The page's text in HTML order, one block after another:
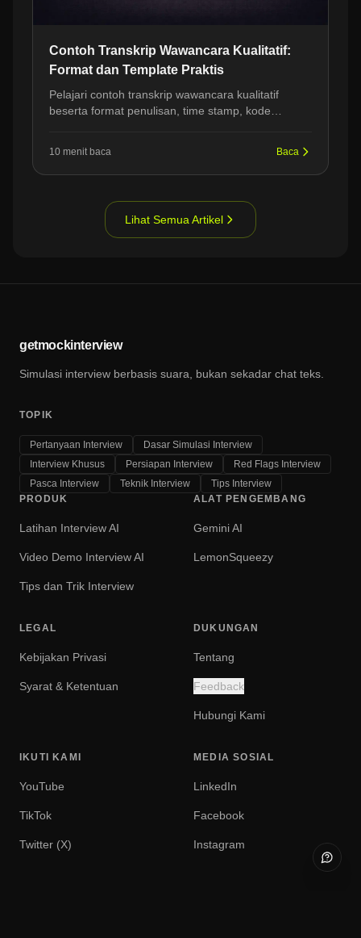
Contoh Transkrip Wawancara Kualitatif:
Format dan Template Praktis
Pelajari contoh transkrip wawancara kualitatif
beserta format penulisan, time stamp, kode
10 menit baca Baca
Lihat Semua Artikel
getmockinterview
Simulasi interview berbasis suara, bukan sekadar chat teks.
TOPIK
Pertanyaan Interview
Dasar Simulasi Interview
Interview Khusus
Persiapan Interview
Red Flags Interview
Pasca Interview
Teknik Interview
Tips Interview
PRODUK
Latihan Interview AI
Video Demo Interview AI
Tips dan Trik Interview
ALAT PENGEMBANG
Gemini AI
LemonSqueezy
LEGAL
Kebijakan Privasi
Syarat & Ketentuan
DUKUNGAN
Tentang
Feedback
Hubungi Kami
IKUTI KAMI
YouTube
TikTok
Twitter (X)
MEDIA SOSIAL
LinkedIn
Facebook
Instagram
Buka